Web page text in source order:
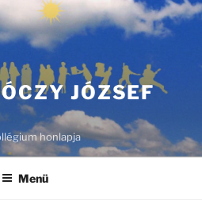
JÓZSEF
honlapja
Menü